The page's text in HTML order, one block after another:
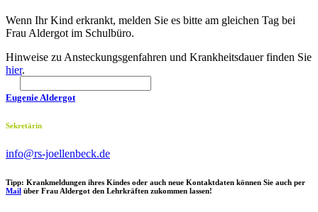
Wenn Ihr Kind erkrankt, melden Sie es bitte am gleichen Tag bei
Frau Aldergot im Schulbüro.
Hinweise zu Ansteckungsgenfahren und Krankheitsdauer finden Sie
hier.
Eugenie Aldergot
Sekretärin
info@rs-joellenbeck.de
Tipp: Krankmeldungen ihres Kindes oder auch neue Kontaktdaten können Sie auch per
Mail über Frau Aldergot den Lehrkräften zukommen lassen!